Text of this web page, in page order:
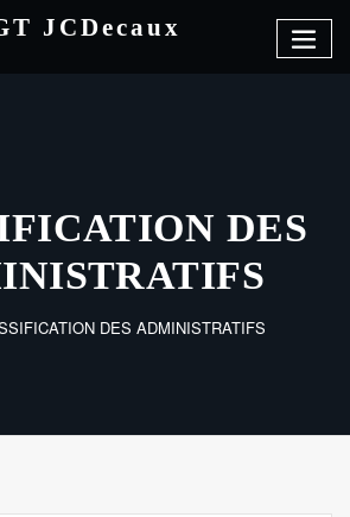
JCDecaux
DES
DES ADMINISTRATIFS